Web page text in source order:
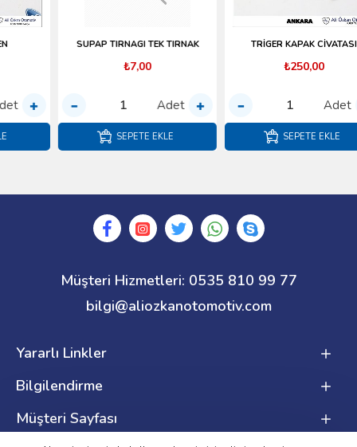
SUPAP TIRNAGI TEK TIRNAK
Adet
SEPETE EKLE
TRİGER KAPAK CİVATASI
₺250,00
Adet
SEPETE EKLE
Müşteri Hizmetleri: 0535 810 99 77
bilgi@aliozkanotomotiv.com
Yararlı Linkler
Bilgilendirme
Müşteri Sayfası